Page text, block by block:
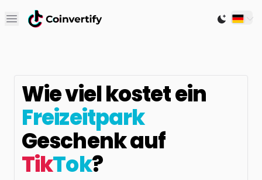
Open main menu Switch
Wie viel kostet ein
Freizeitpark
Geschenk auf
TikTok?